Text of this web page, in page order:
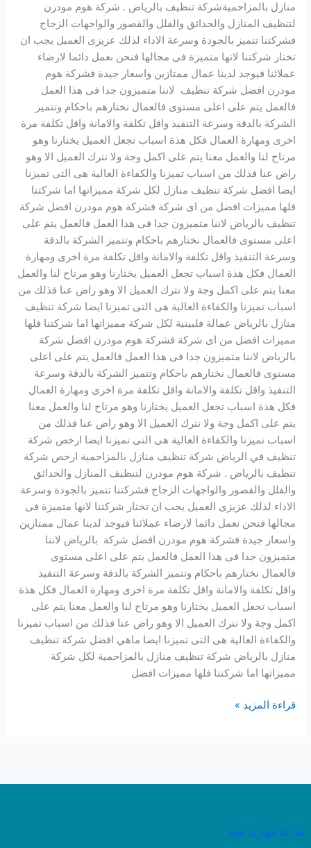
منازل بالمزاحميةشركة تنظيف بالرياض . شركة هوم مودرن
لتنظيف المنازل والحدائق والفلل والقصور والواجهات الزجاج
فشركتنا تتميز بالجودة وسرعة الاداء لذلك عزيزى العميل يجب ان
تختار شركتنا لانها متميزة فى مجالها فنحن نعمل دائما لارضاء
عملائنا فيوجد لدينا عمال ممتازين واسعار جيدة فشركة هوم
مودرن افضل شركة تنظيف لاننا متميزون جدا فى هذا العمل
فالعمل يتم على اعلى مستوى فالعمال نختارهم باحكام وتتميز
الشركة بالدقة وسرعة التنفيذ واقل تكلفة والامانة واقل تكلفة مرة
اخرى ومهارة العمال فكل هذة اسباب تجعل العميل يختارنا وهو
مرتاح لنا والعمل معنا يتم على اكمل وجة ولا نترك العميل الا وهو
راض عنا فذلك من اسباب تميزنا والكفاءة العالية هى التى تميزنا
ايضا افضل شركة تنظيف منازل لكل شركة مميزاتها اما شركتنا
فلها مميزات افضل من اى شركة فشركة هوم مودرن افضل شركة
تنظيف بالرياض لاننا متميزون جدا فى هذا العمل فالعمل يتم على
اعلى مستوى فالعمال نختارهم باحكام وتتميز الشركة بالدقة
وسرعة التنفيذ واقل تكلفة والامانة واقل تكلفة مرة اخرى ومهارة
العمال فكل هذة اسباب تجعل العميل يختارنا وهو مرتاح لنا والعمل
معنا يتم على اكمل وجة ولا نترك العميل الا وهو راض عنا فذلك من
اسباب تميزنا والكفاءة العالية هى التى تميزنا ايضا شركة تنظيف
منازل بالرياض عمالة فلبينية لكل شركة مميزاتها اما شركتنا فلها
مميزات افضل من اى شركة فشركة هوم مودرن افضل شركة
بالرياض لاننا متميزون جدا فى هذا العمل فالعمل يتم على اعلى
مستوى فالعمال نختارهم باحكام وتتميز الشركة بالدقة وسرعة
التنفيذ واقل تكلفة والامانة واقل تكلفة مرة اخرى ومهارة العمال
فكل هذة اسباب تجعل العميل يختارنا وهو مرتاح لنا والعمل معنا
يتم على اكمل وجة ولا نترك العميل الا وهو راض عنا فذلك من
اسباب تميزنا والكفاءة العالية هى التى تميزنا ايضا ارخص شركة
تنظيف في الرياض شركة تنظيف منازل بالمزاحمية ارخص شركة
تنظيف بالرياض . شركة هوم مودرن لتنظيف المنازل والحدائق
والفلل والقصور والواجهات الزجاج فشركتنا تتميز بالجودة وسرعة
الاداء لذلك عزيزى العميل يجب ان تختار شركتنا لانها متميزة فى
مجالها فنحن نعمل دائما لارضاء عملائنا فيوجد لدينا عمال ممتازين
واسعار جيدة فشركة هوم مودرن افضل شركة بالرياض لاننا
متميزون جدا فى هذا العمل فالعمل يتم على اعلى مستوى
فالعمال نختارهم باحكام وتتميز الشركة بالدقة وسرعة التنفيذ
واقل تكلفة والامانة واقل تكلفة مرة اخرى ومهارة العمال فكل هذة
اسباب تجعل العميل يختارنا وهو مرتاح لنا والعمل معنا يتم على
اكمل وجة ولا نترك العميل الا وهو راض عنا فذلك من اسباب تميزنا
والكفاءة العالية هى التى تميزنا ايضا ماهي افضل شركة تنظيف
منازل بالرياض شركة تنظيف منازل بالمزاحمية لكل شركة
مميزاتها اما شركتنا فلها مميزات افضل
قراءة المزيد »
شركة مودرن هوم